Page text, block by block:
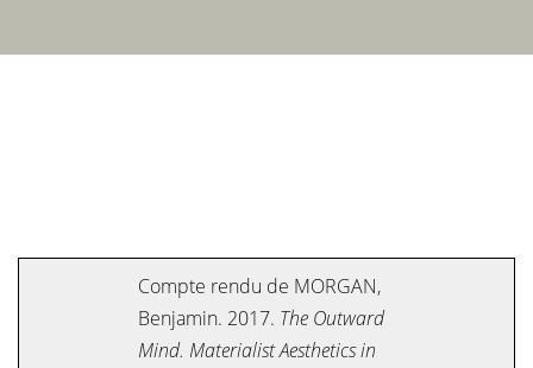
Compte rendu de MORGAN,
Benjamin. 2017. The Outward
Mind. Materialist Aesthetics in